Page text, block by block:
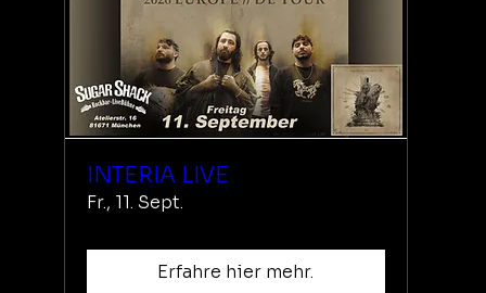
INTERIA LIVE
Fr., 11. Sept.
Erfahre hier mehr.